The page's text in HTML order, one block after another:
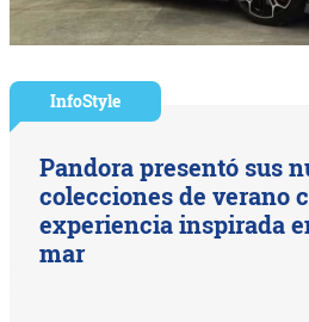
InfoStyle
Pandora presentó sus
colecciones de verano
experiencia inspirada
mar